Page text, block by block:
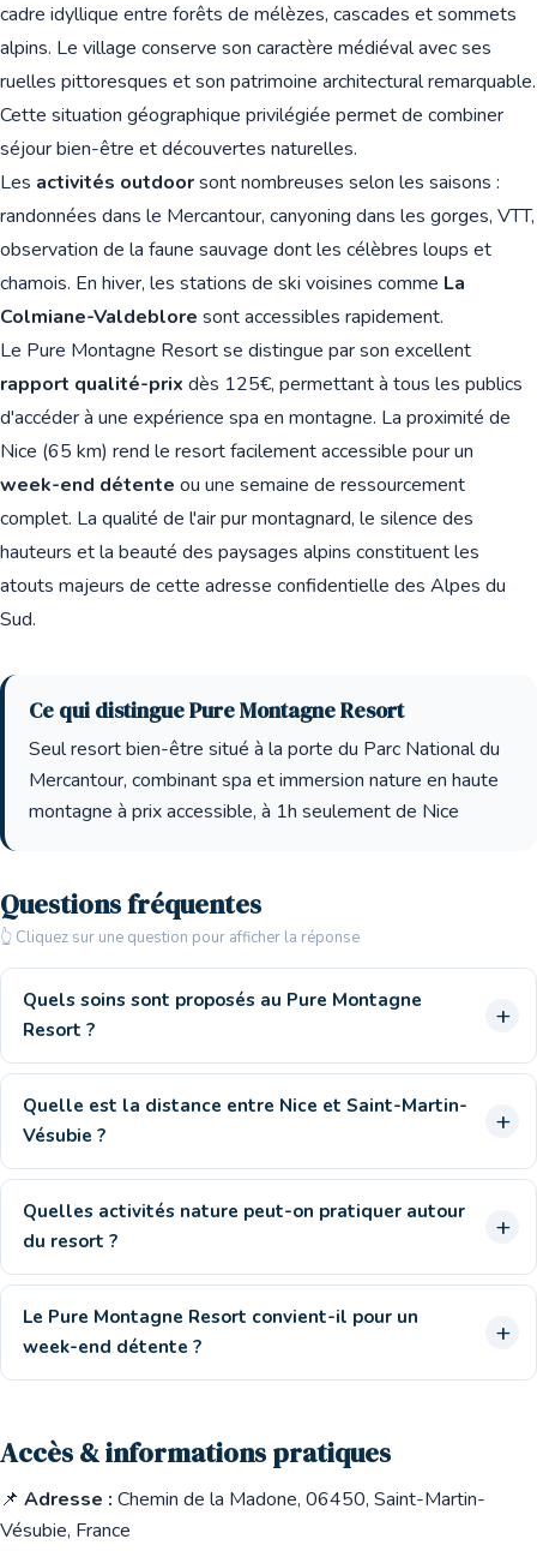
🏨
cadre idyllique entre forêts de mélèzes, cascades et sommets
alpins. Le village conserve son caractère médiéval avec ses
ruelles pittoresques et son patrimoine architectural remarquable.
Cette situation géographique privilégiée permet de combiner
séjour bien-être et découvertes naturelles.
Les activités outdoorsont nombreuses selon les saisons :
randonnées dans le Mercantour, canyoning dans les gorges, VTT,
observation de la faune sauvage dont les célèbres loups et
chamois. En hiver, les stations de ski voisines comme La
Colmiane-Valdeblore sont accessibles rapidement.
Le Pure Montagne Resort se distingue par son excellent
rapport qualité-prix dès 125€, permettant à tous les publics
d'accéder à une expérience spa en montagne. La proximité de
Nice (65 km) rend le resort facilement accessible pour un
week-end détente ou une semaine de ressourcement
complet. La qualité de l'air pur montagnard, le silence des
hauteurs et la beauté des paysages alpins constituent les
atouts majeurs de cette adresse confidentielle des Alpes du
Sud.
Ce qui distingue Pure Montagne Resort
Seul resort bien-être situé à la porte du Parc National du
Mercantour, combinant spa et immersion nature en haute
montagne à prix accessible, à 1h seulement de Nice
Questions fréquentes
👆 Cliquez sur une question pour afficher la réponse
Quels soins sont proposés au Pure Montagne
Resort ?
Quelle est la distance entre Nice et Saint-Martin-
Vésubie ?
Quelles activités nature peut-on pratiquer autour
du resort ?
Le Pure Montagne Resort convient-il pour un
week-end détente ?
Accès & informations pratiques
📌 Adresse : Chemin de la Madone, 06450, Saint-Martin-
Vésubie, France